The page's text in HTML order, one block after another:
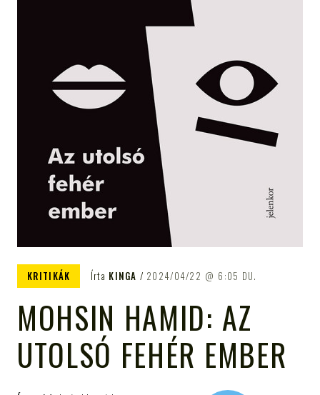
KRITIKÁK Írta KINGA 2024/04/22 6:05 DU.
MOHSIN HAMID: AZ
UTOLSÓ FEHÉR EMBER